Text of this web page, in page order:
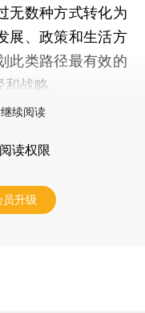
无数种方式转化为
展、政策和生活方
此类路径最有效的
战略。
续阅读
读权限
员升级